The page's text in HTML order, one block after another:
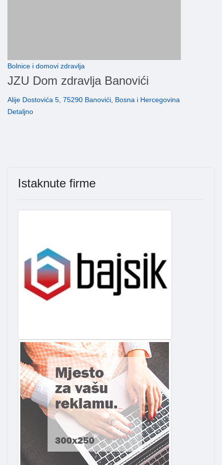
Bolnice i domovi zdravlja
JZU Dom zdravlja Banovići
Alije Dostovića 5, 75290 Banovići, Bosna i Hercegovina
Detaljno
Istaknute firme